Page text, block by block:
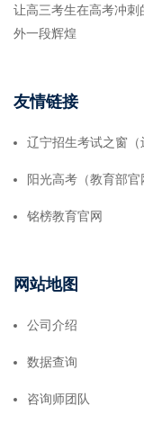
让高三考生在高考冲刺
外一段辉煌
友情链接
辽宁招生考试之窗（
阳光高考（教育部官
铭榜教育官网
网站地图
公司介绍
数据查询
咨询师团队